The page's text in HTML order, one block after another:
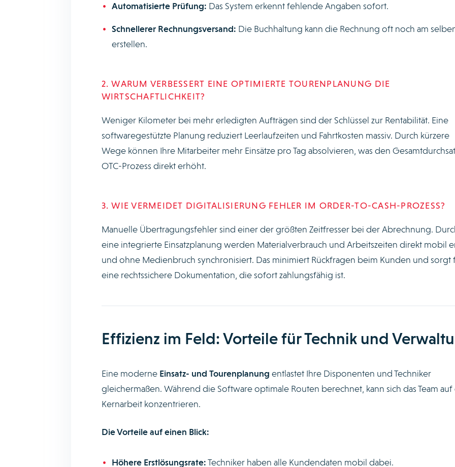
Automatisierte Prüfung: Das System erkennt fehlende Angaben sofort.
Schnellerer Rechnungsversand: Die Buchhaltung kann die Rechnung oft noch am
erstellen.
2. WARUM VERBESSERT EINE OPTIMIERTE TOURENPLANUNG DIE
WIRTSCHAFTLICHKEIT?
Weniger Kilometer bei mehr erledigten Aufträgen sind der Schlüssel zur Rentabilität. Eine
softwaregestützte Planung reduziert Leerlaufzeiten und Fahrtkosten massiv. Durch kürzere
Wege können Ihre Mitarbeiter mehr Einsätze pro Tag absolvieren, was den
OTC-Prozess direkt erhöht.
3. WIE VERMEIDET DIGITALISIERUNG FEHLER IM ORDER-TO-CASH-PROZESS?
Manuelle Übertragungsfehler sind einer der größten Zeitfresser bei der Abrechnung.
eine integrierte Einsatzplanung werden Materialverbrauch und Arbeitszeiten direkt mobil
und ohne Medienbruch synchronisiert. Das minimiert Rückfragen beim Kunden und sorgt
eine rechtssichere Dokumentation, die sofort zahlungsfähig ist.
Effizienz im Feld: Vorteile für Technik und
Eine moderne Einsatz- und Tourenplanung entlastet Ihre Disponenten und Techniker
gleichermaßen. Während die Software optimale Routen berechnet, kann sich das Team auf
Kernarbeit konzentrieren.
Die Vorteile auf einen Blick:
Höhere Erstlösungsrate:Techniker haben alle Kundendaten mobil dabei.